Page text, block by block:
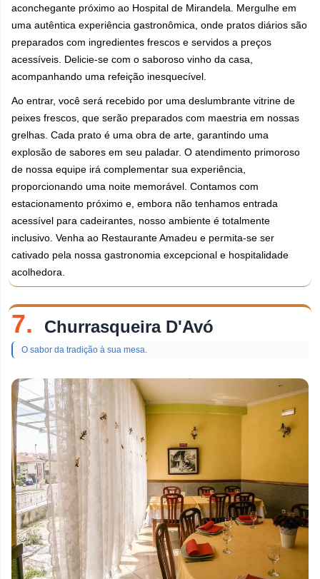
aconchegante próximo ao Hospital de Mirandela. Mergulhe em
uma autêntica experiência gastronômica, onde pratos diários são
preparados com ingredientes frescos e servidos a preços
acessíveis. Delicie-se com o saboroso vinho da casa,
acompanhando uma refeição inesquecível.
Ao entrar, você será recebido por uma deslumbrante vitrine de
peixes frescos, que serão preparados com maestria em nossas
grelhas. Cada prato é uma obra de arte, garantindo uma
explosão de sabores em seu paladar. O atendimento primoroso
de nossa equipe irá complementar sua experiência,
proporcionando uma noite memorável. Contamos com
estacionamento próximo e, embora não tenhamos entrada
acessível para cadeirantes, nosso ambiente é totalmente
inclusivo. Venha ao Restaurante Amadeu e permita-se ser
cativado pela nossa gastronomia excepcional e hospitalidade
acolhedora.
7. Churrasqueira D'Avó
O sabor da tradição à sua mesa.